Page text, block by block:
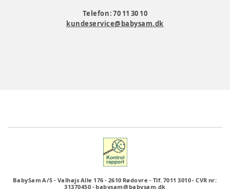
Telefon: 70 11 30 10
kundeservice@babysam.dk
BabySam A/S - Valhøjs Alle 176 - 2610 Rødovre - Tlf. 7011 3010-CVR nr:
31370450 -babysam@babysam.dk